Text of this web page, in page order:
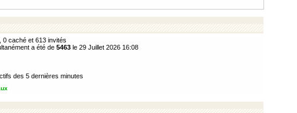
0 caché et 613 invités
a été de 5463 le 29 Juillet 2026 16:08
des 5 dernières minutes